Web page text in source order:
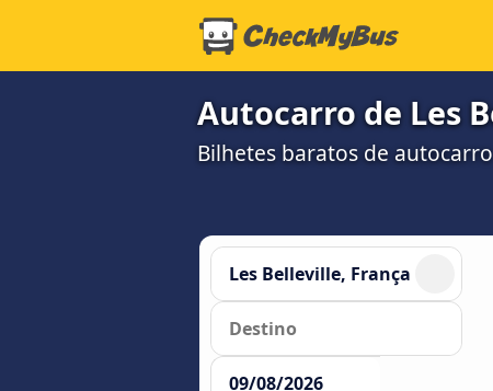
Autocarro de Les
Bilhetes baratos de